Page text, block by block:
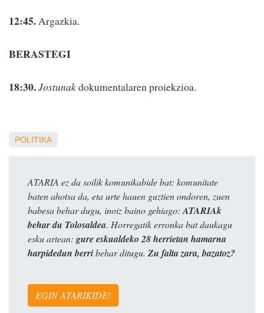
12:45.Argazkia.
BERASTEGI
18:30.Jostunakdokumentalaren proiekzioa.
POLITIKA
ATARIA ez da soilik komunikabide bat: komunitate
baten ahotsa da, eta urte hauen guztien ondoren, zuen
babesa behar dugu, inoiz baino gehiago: ATARIAk
behar du Tolosaldea. Horregatik erronka bat daukagu
esku artean: gure eskualdeko 28 herrietan hamarna
harpidedun berribehar ditugu. Zu falta zara, bazatoz?
EGIN ATARIKIDE!